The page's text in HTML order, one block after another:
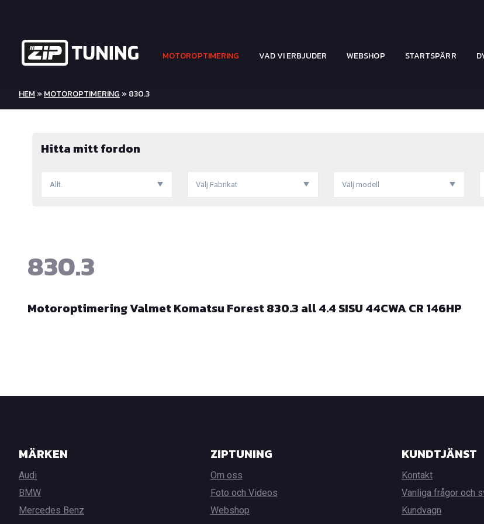
MOTOROPTIMERING VAD VI ERBJUDER WEBSHOP STARTSPÄRR
HEM »MOTOROPTIMERING » 830.3
Hitta mitt fordon
Allt. Välj Fabrikat Välj modell
830.3
Motoroptimering Valmet Komatsu Forest 830.3 all 4.4 SISU 44CWA CR 146HP
MÄRKEN
Audi
BMW
Mercedes Benz
ZIPTUNING
Om oss
Foto och Videos
Webshop
KUNDTJÄNST
Kontakt
Vanliga frågor och
Kundvagn